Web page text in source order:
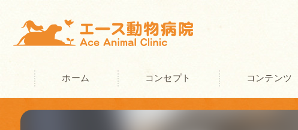
ホーム コンセプト
奈良の動物病院･エース動物病院の口コミ情報
コンテンツ